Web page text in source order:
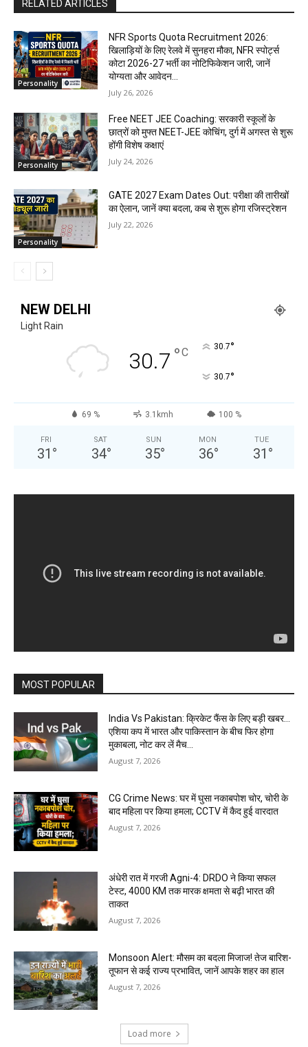
RELATED ARTICLES
Personality
NFR Sports Quota Recruitment 2026:
खिलाड़ियों के लिए रेलवे में सुनहरा मौका, NFR स्पोर्ट्स
कोटा 2026-27 भर्ती का नोटिफिकेशन जारी, जानें
योग्यता और आवेदन...
July 26, 2026
Personality
Free NEET JEE Coaching: सरकारी स्कूलों के
छात्रों को मुफ्त NEET-JEE कोचिंग, दुर्ग में अगस्त से शुरू
होंगी विशेष कक्षाएं
July 24, 2026
Personality
GATE 2027 Exam Dates Out: परीक्षा की तारीखों
का ऐलान, जानें क्या बदला, कब से शुरू होगा रजिस्ट्रेशन
July 22, 2026
NEW DELHI
Light Rain
30.7 °C 30.7°
30.7°
69 % 3.1kmh 100 %
FRI
31 °
SAT
34°
SUN
35°
MON
36°
TUE
31 °
MOST POPULAR
India Vs Pakistan: क्रिकेट फैंस के लिए बड़ी खबर…
एशिया कप में भारत और पाकिस्तान के बीच फिर होगा
मुकाबला, नोट कर लें मैच...
August 7, 2026
CG Crime News: घर में घुसा नकाबपोश चोर, चोरी के
बाद महिला पर किया हमला; CCTV में कैद हुई वारदात
August 7, 2026
अंधेरी रात में गरजी Agni-4: DRDO ने किया सफल
टेस्ट, 4000 KM तक मारक क्षमता से बढ़ी भारत की
ताकत
August 7, 2026
Monsoon Alert: मौसम का बदला मिजाज! तेज बारिश-
तूफान से कई राज्य प्रभावित, जानें आपके शहर का हाल
August 7, 2026
Load more